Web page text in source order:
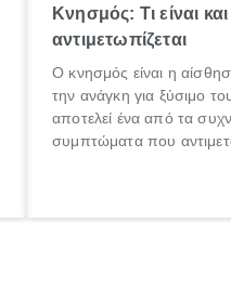
Κνησμός: Τι είναι
αντιμετωπίζεται
Ο κνησμός είναι η
την ανάγκη για ξύσιμο
αποτελεί ένα από τα
συμπτώματα που
πληροφορίες για το